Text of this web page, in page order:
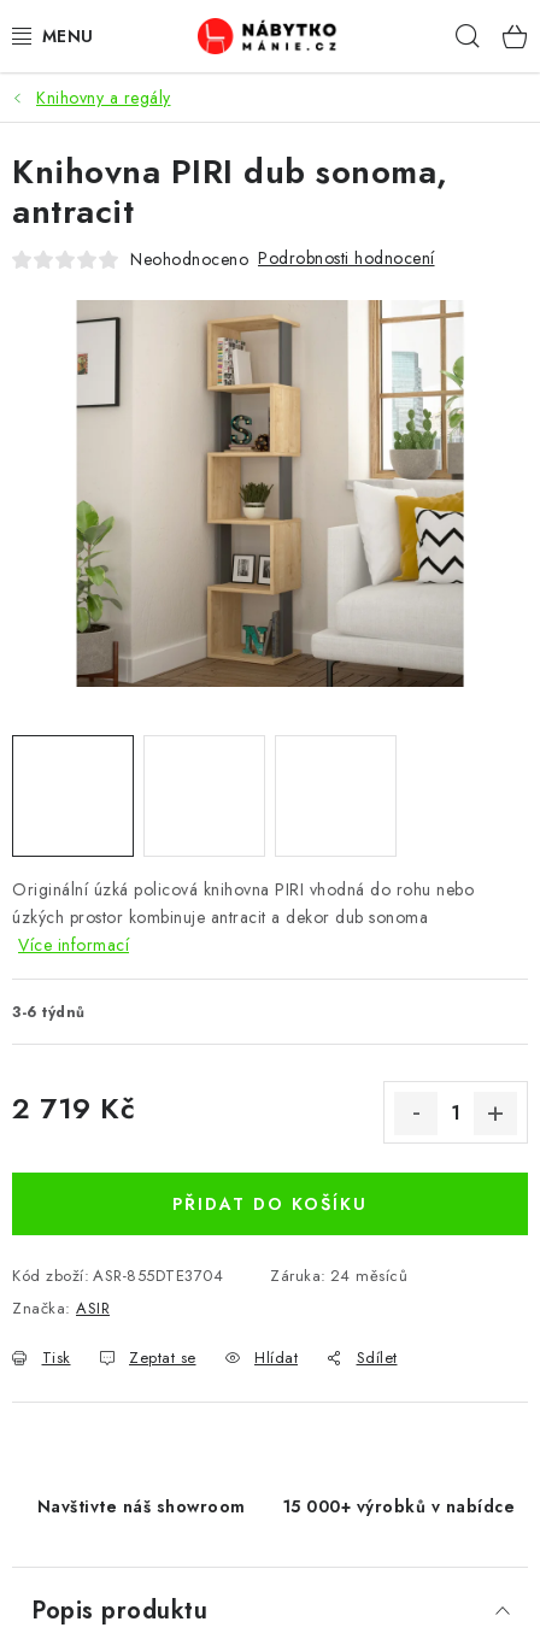
na
OBÝVACÍ POKOJ
KUCHYŇ A JÍDELNA
LOŽNICE
KANCELÁŘ / PRACOVNA
KOUPELNA A WC
CHOVATELSKÉ POTŘEBY
DOPLŇKY A DEKORACE
ZAHRADA
OSTATNÍ
VÝPRODEJ
Vše o nákupu Info
Reklamace a odstoupení od smlouvy
Kontakty
Bonusový program NBM+
Knihovny a regály
Originální úzká policová knihovna PIRI vhodná do rohu nebo
úzkých prostor kombinuje antracit a dekor dub sonoma
Více informací
3-6 týdnů
2 719 Kč
PŘIDAT DO KOŠÍKU
Kód zboží: ASR-855DTE3704 Záruka: 24 měsíců
Značka: ASIR
Tisk Zeptat se Hlídat Sdílet
Knihovna PIRI dub sonoma,
antracit
Neohodnoceno Podrobnosti hodnocení
Navštivte náš showroom 15 000+ výrobků v nabídce
Popis produktu